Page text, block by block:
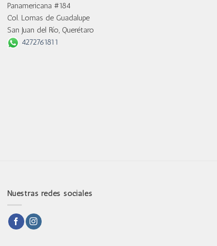
Panamericana #184
Col. Lomas de Guadalupe
San Juan del Río, Querétaro
4272761811
Nuestras redes sociales